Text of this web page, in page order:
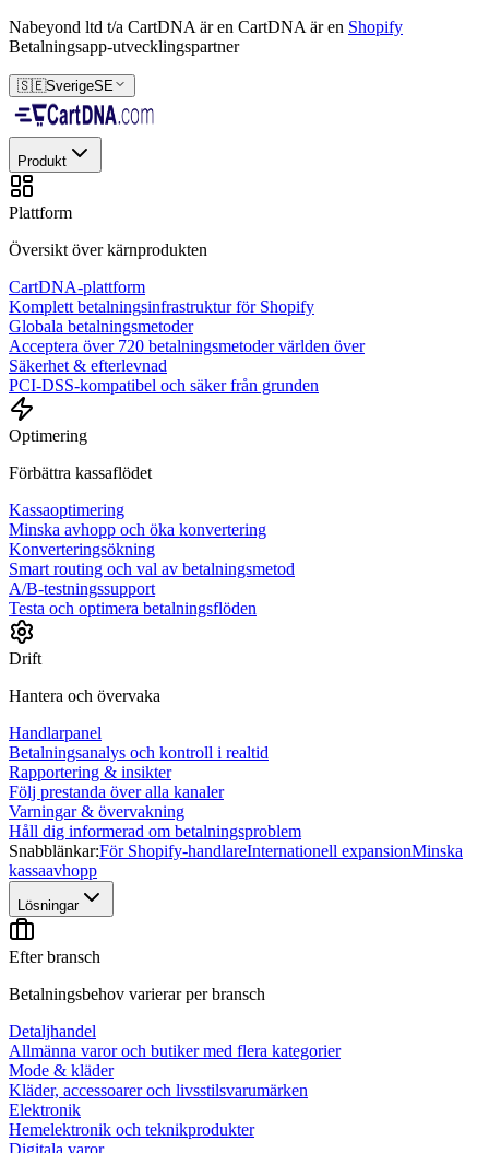
Nabeyond ltd t/a CartDNA är en CartDNA är en Shopify
Betalningsapp-utvecklingspartner
🇸🇪SverigeSE
Produkt
Plattform
Översikt över kärnprodukten
CartDNA-plattform
Komplett betalningsinfrastruktur för Shopify
Globala betalningsmetoder
Acceptera över 720 betalningsmetoder världen över
Säkerhet & efterlevnad
PCI-DSS-kompatibel och säker från grunden
Optimering
Förbättra kassaflödet
Kassaoptimering
Minska avhopp och öka konvertering
Konverteringsökning
Smart routing och val av betalningsmetod
A/B-testningssupport
Testa och optimera betalningsflöden
Drift
Hantera och övervaka
Handlarpanel
Betalningsanalys och kontroll i realtid
Rapportering & insikter
Följ prestanda över alla kanaler
Varningar & övervakning
Håll dig informerad om betalningsproblem
Snabblänkar:För Shopify-handlareInternationell expansionMinska
kassaavhopp
Lösningar
Efter bransch
Betalningsbehov varierar per bransch
Detaljhandel
Allmänna varor och butiker med flera kategorier
Mode & kläder
Kläder, accessoarer och livsstilsvarumärken
Elektronik
Hemelektronik och teknikprodukter
Digitala varor